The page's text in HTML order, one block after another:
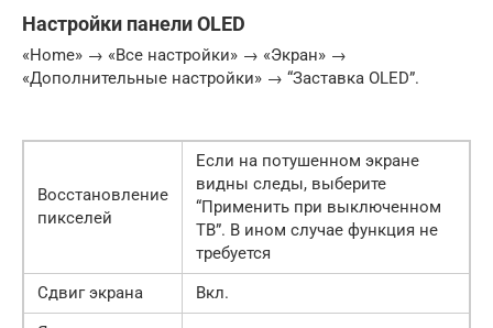
Настройки панели OLED
«Home» → «Все настройки» → «Экран» →
«Дополнительные настройки» → “Заставка OLED”.
Восстановление
пикселей
Если на потушенном экране
видны следы, выберите
“Применить при выключенном
ТВ”. В ином случае функция не
требуется
Сдвиг экрана
Вкл.